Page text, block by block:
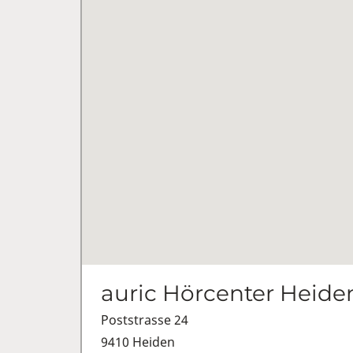
auric Hörcenter
Poststrasse 24
9410 Heiden